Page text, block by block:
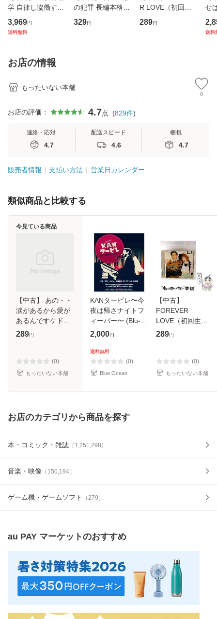
学 自律し協働する
専門職の看護マネ
ジメントスキル 改
恵 藤本幸三 / 南江
堂 [単行
3,969円
送料無料
の犯罪 長編本格推
理小説 (光文社文
庫) / 島田荘司 / 光
329円
R LOVE（初回生
産限定盤） / 清水
翔太×加藤ミリヤ /
289円
せ
タ
送料
お店の情報
もったいない本舗
0
お店の評価： 4.7点 (829件)
連絡・応対
4.7
配送スピード
4.6
梱包
4.7
販売者情報 支払い方法 営業日カレンダー
類似商品と比較する
【中古】 あの・・
涙があるから愛が
あるんですケド。
（初回生産限定
料】
289円
(0)
もったいない本舗
今見ている商品
KANタービレ〜今
夜は帰さナイトフ
ィーバー〜 (Blu-
ray)
2,000円
送料無料
(0)
Blue Ocean
【中古】
FOREVER
LOVE（初回生産
限定盤） / 清水翔
料無料】
289円
(0)
もったいない本舗
お店のカテゴリから商品を探す
本・コミック・雑誌 （ 1,251,298 ）
音楽・映像 （ 150,194）
ゲーム機・ゲームソフト （279 ）
au PAY マーケットのおすすめ